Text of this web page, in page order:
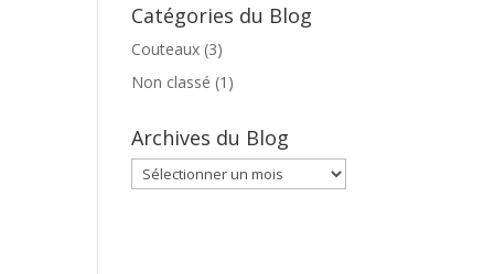
Catégories du Blog
Couteaux (3)
Non classé (1)
Archives du Blog
Archives
du